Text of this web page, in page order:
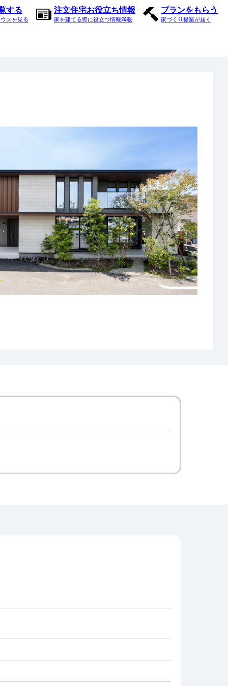
する
スを見る
注文住宅お役立ち情報
家を建てる際に役立つ情報満載
プランをもらう
家づくり提案が届く